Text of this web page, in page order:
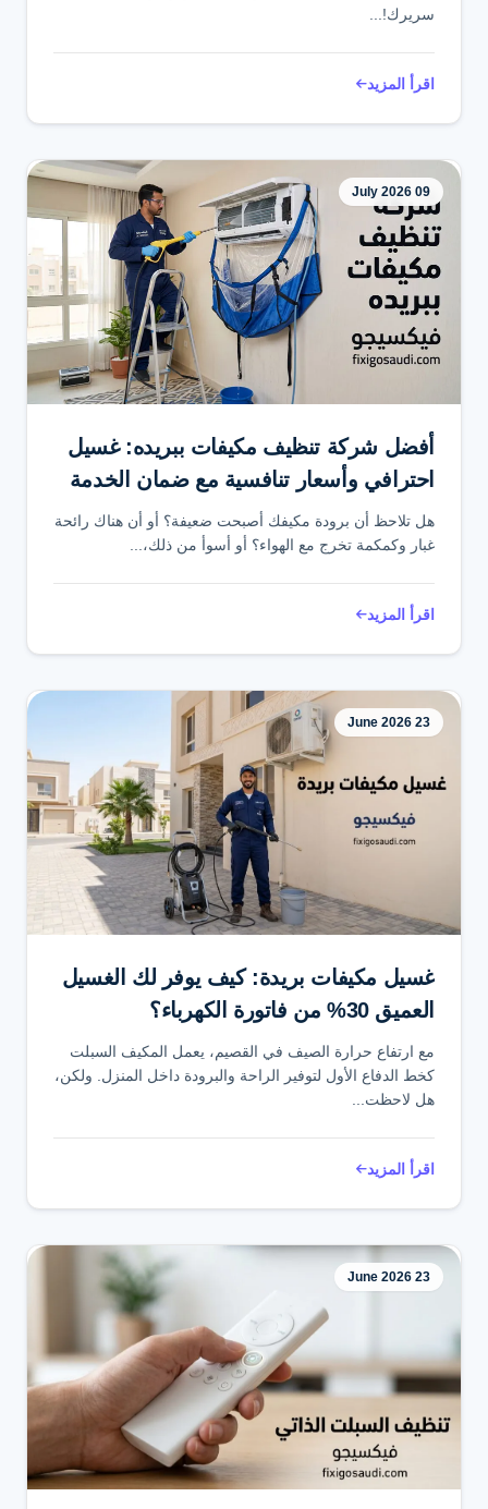
سريرك!...
اقرأ المزيد
09 July 2026
أفضل شركة تنظيف مكيفات ببريده: غسيل
احترافي وأسعار تنافسية مع ضمان الخدمة
هل تلاحظ أن برودة مكيفك أصبحت ضعيفة؟ أو أن هناك رائحة
غبار وكمكمة تخرج مع الهواء؟ أو أسوأ من ذلك،...
اقرأ المزيد
23 June 2026
غسيل مكيفات بريدة: كيف يوفر لك الغسيل
العميق 30% من فاتورة الكهرباء؟
مع ارتفاع حرارة الصيف في القصيم، يعمل المكيف السبلت
كخط الدفاع الأول لتوفير الراحة والبرودة داخل المنزل. ولكن،
هل لاحظت...
اقرأ المزيد
23 June 2026